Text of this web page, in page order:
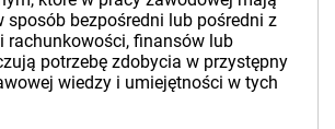
sposób bezpośredni lub pośredni z
rachunkowości, finansów lub
potrzebę zdobycia w przystępny
wiedzy i umiejętności w tych